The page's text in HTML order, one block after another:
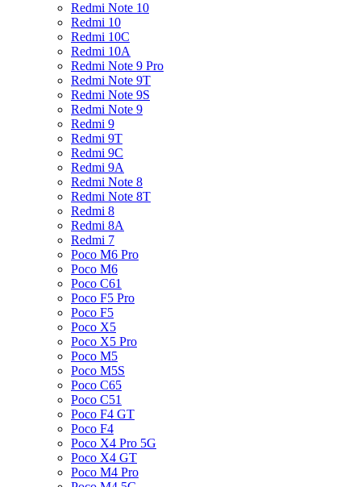
Redmi Note 10
Redmi 10
Redmi 10C
Redmi 10A
Redmi Note 9 Pro
Redmi Note 9T
Redmi Note 9S
Redmi Note 9
Redmi 9
Redmi 9T
Redmi 9C
Redmi 9A
Redmi Note 8
Redmi Note 8T
Redmi 8
Redmi 8A
Redmi 7
Poco M6 Pro
Poco M6
Poco C61
Poco F5 Pro
Poco F5
Poco X5
Poco X5 Pro
Poco M5
Poco M5S
Poco C65
Poco C51
Poco F4 GT
Poco F4
Poco X4 Pro 5G
Poco X4 GT
Poco M4 Pro